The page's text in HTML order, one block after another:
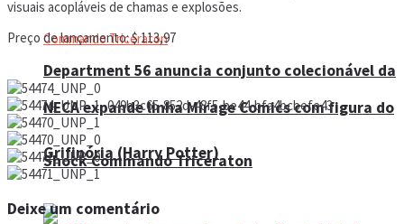
Department 56 anuncia conjunto colecionável da
Grifinória (Harry Potter)
NECA expande linha Mirage Comics com figura do
Shock Commando Triceraton
visuais acopláveis de chamas e explosões.
Preço de lançamento: $ 113,97
Deixe um comentário